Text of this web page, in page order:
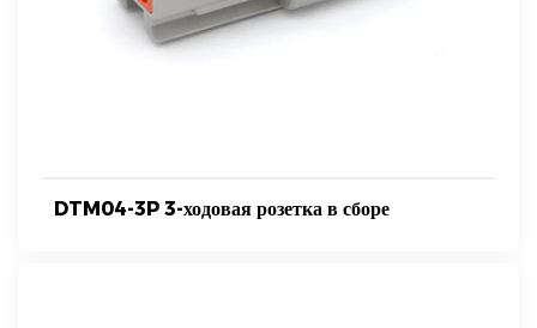
DTM04-3P 3-ходовая розетка в сборе